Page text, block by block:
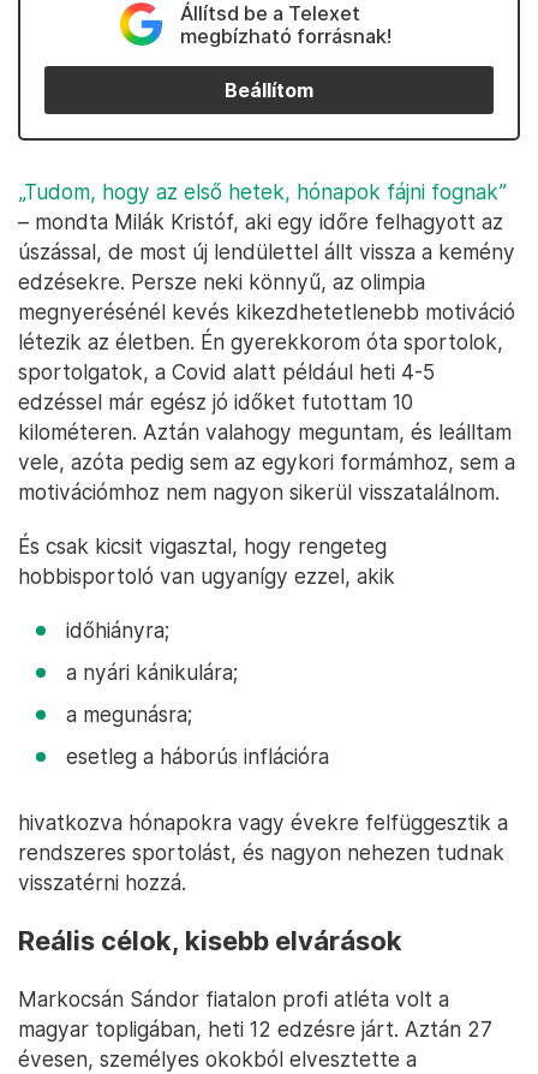
Állítsd be a Telexet
megbízható forrásnak!
Beállítom
„Tudom, hogy az első hetek, hónapok fájni fognak”
– mondta Milák Kristóf, aki egy időre felhagyott az
úszással, de most új lendülettel állt vissza a kemény
edzésekre. Persze neki könnyű, az olimpia
megnyerésénél kevés kikezdhetetlenebb motiváció
létezik az életben. Én gyerekkorom óta sportolok,
sportolgatok, a Covid alatt például heti 4-5
edzéssel már egész jó időket futottam 10
kilométeren. Aztán valahogy meguntam, és leálltam
vele, azóta pedig sem az egykori formámhoz, sem a
motivációmhoz nem nagyon sikerül visszatalálnom.
És csak kicsit vigasztal, hogy rengeteg
hobbisportoló van ugyanígy ezzel, akik
időhiányra;
a nyári kánikulára;
a megunásra;
esetleg a háborús inflációra
hivatkozva hónapokra vagy évekre felfüggesztik a
rendszeres sportolást, és nagyon nehezen tudnak
visszatérni hozzá.
Reális célok, kisebb elvárások
Markocsán Sándor fiatalon profi atléta volt a
magyar topligában, heti 12 edzésre járt. Aztán 27
évesen, személyes okokból elvesztette a